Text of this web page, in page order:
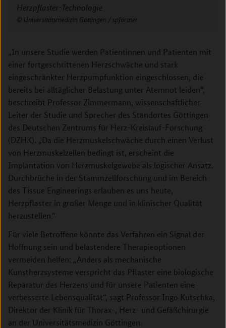
Herzpflaster-Technologie
Universitätsmedizin Göttingen / spförtner
„In unsere Studie werden Patientinnen und Patienten mit
einer fortgeschrittenen Herzschwäche und stark
eingeschränkter Herzpumpfunktion eingeschlossen, die
bereits bei alltäglicher Belastung unter Atemnot leiden“,
beschreibt Professor Zimmermann, wissenschaftlicher
Leiter der Studie und Sprecher des Standortes Göttingen
des Deutschen Zentrums für Herz-Kreislauf-Forschung
(DZHK). „Da die Herzmuskelschwäche durch einen Verlust
von Herzmuskelzellen bedingt ist, erscheint die
Implantation von Herzmuskelgewebe als logischer Ansatz.
Durchbrüche in der Stammzellforschung und im Bereich
des Tissue Engineerings erlauben es uns heute,
Herzpflaster in großer Menge und in klinischer Qualität
herzustellen.“
Für viele Betroffene könnte das Verfahren ein Signal der
Hoffnung sein und belastendere Therapieoptionen
vermeiden helfen: „Anders als mechanische
Kunstherzsysteme verspricht das Pflaster eine biologische
Reparatur des Herzens und für unsere Patienten eine
verbesserte Lebensqualität“, sagt Professor Ingo Kutschka,
Direktor der Klinik für Thorax-, Herz- und Gefäßchirurgie
an der Universitätsmedizin Göttingen.